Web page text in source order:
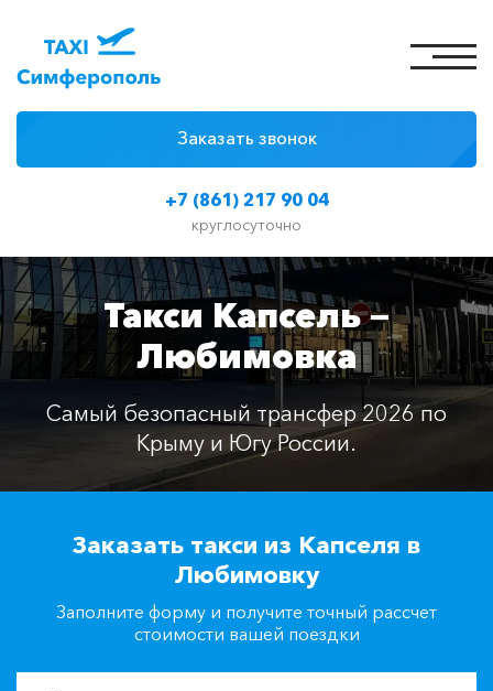
+7 (861) 217 90 04
круглосуточно
Заказать звонок
Цены на такси
Классы автомобилей
Отзывы
Контакты
Заказать такси
Такси Капсель —
Любимовка
Самый безопасный трансфер 2026 по
Крыму и Югу России.
Заказать такси из Капселя в
Любимовку
Заполните форму и получите точный рассчет
стоимости вашей поездки